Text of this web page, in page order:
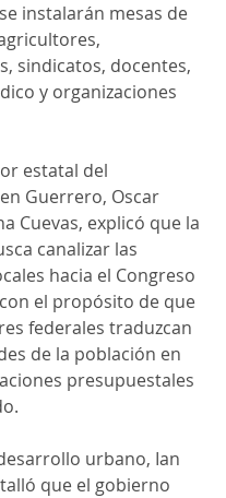
instalarán mesas de
sindicatos, docentes,
y organizaciones
estatal del
Guerrero, Oscar
Cuevas, explicó que la
canalizar las
hacia el Congreso
el propósito de que
federales traduzcan
de la población en
presupuestales
urbano, Ian
que el gobierno